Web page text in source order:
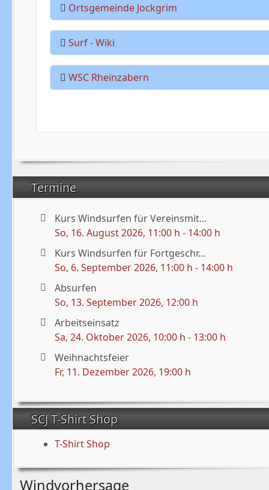
Termine
Kurs Windsurfen für Vereinsmit...
So, 16. August 2026, 11:00 h - 14:00 h
Kurs Windsurfen für Fortgeschr...
So, 6. September 2026, 11:00 h - 14:00 h
Absurfen
So, 13. September 2026, 12:00 h
Arbeitseinsatz
Sa, 24. Oktober 2026, 10:00 h - 13:00 h
Weihnachtsfeier
Fr, 11. Dezember 2026, 19:00 h
SCJ T-Shirt Shop
T-Shirt Shop
Ortsgemeinde Jockgrim
Surf - Wiki
WSC Rheinzabern
Windvorhersage